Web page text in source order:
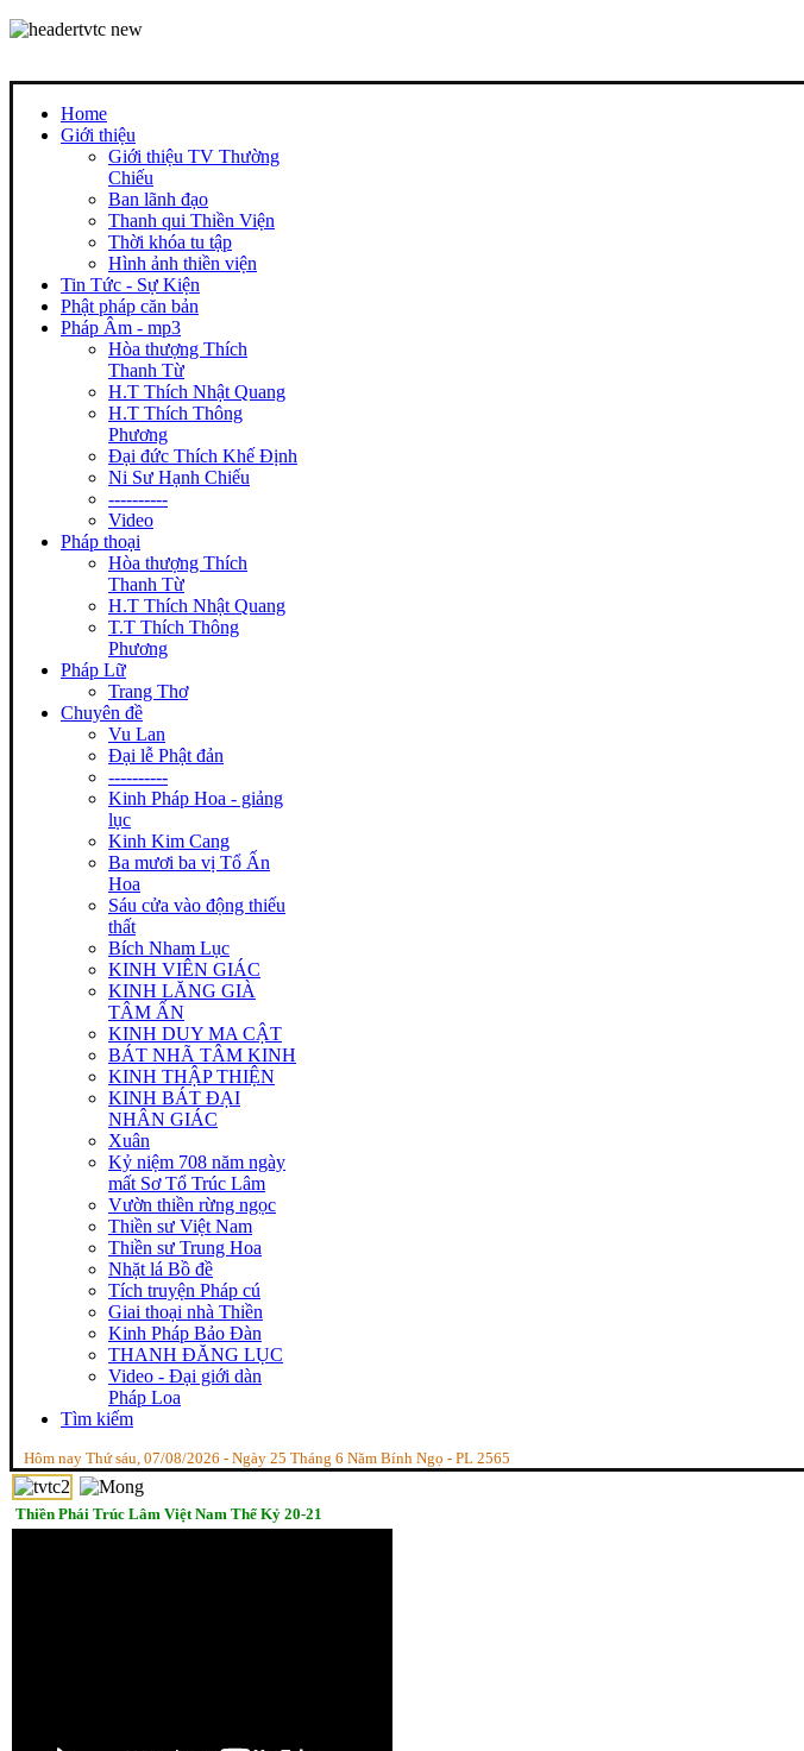
Home
Giới thiệu
Giới thiệu TV Thường
Chiếu
Ban lãnh đạo
Thanh qui Thiền Viện
Thời khóa tu tập
Hình ảnh thiền viện
Tin Tức - Sự Kiện
Phật pháp căn bản
Pháp Âm - mp3
Hòa thượng Thích
Thanh Từ
H.T Thích Nhật Quang
H.T Thích Thông
Phương
Đại đức Thích Khế Định
Ni Sư Hạnh Chiếu
----------
Video
Pháp thoại
Hòa thượng Thích
Thanh Từ
H.T Thích Nhật Quang
T.T Thích Thông
Phương
Pháp Lữ
Trang Thơ
Chuyên đề
Vu Lan
Đại lễ Phật đản
----------
Kinh Pháp Hoa - giảng
lục
Kinh Kim Cang
Ba mươi ba vị Tổ Ấn
Hoa
Sáu cửa vào động thiếu
thất
Bích Nham Lục
KINH VIÊN GIÁC
KINH LĂNG GIÀ
TÂM ẤN
KINH DUY MA CẬT
BÁT NHÃ TÂM KINH
KINH THẬP THIỆN
KINH BÁT ĐẠI
NHÂN GIÁC
Xuân
Kỷ niệm 708 năm ngày
mất Sơ Tổ Trúc Lâm
Vườn thiền rừng ngọc
Thiền sư Việt Nam
Thiền sư Trung Hoa
Nhặt lá Bồ đề
Tích truyện Pháp cú
Giai thoại nhà Thiền
Kinh Pháp Bảo Đàn
THANH ĐĂNG LỤC
Video - Đại giới dàn
Pháp Loa
Tìm kiếm
Hôm nay Thứ sáu, 07/08/2026 - Ngày 25 Tháng 6 Năm Bính Ngọ - PL 2565
Thiền Phái Trúc Lâm Việt Nam Thế Kỷ 20-21